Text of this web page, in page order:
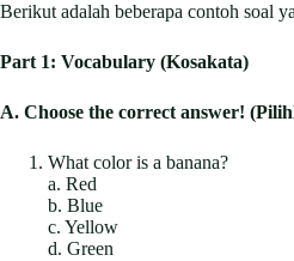
Berikut adalah beberapa contoh soal
Part 1: Vocabulary (Kosakata)
A. Choose the correct answer!
What color is a banana?
a. Red
b. Blue
c. Yellow
d. Green